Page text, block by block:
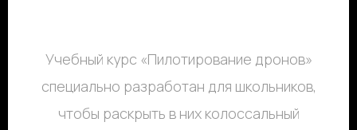
Учебный курс «Пилотирование дронов»
специально разработан для школьников,
чтобы раскрыть в них колоссальный